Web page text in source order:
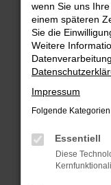
Beim Laden ist
Hier sind ein
Überprüfe
Laden
Suchmaschine?
Prüfe deine
Manche
können das
verhindern.
wenn Sie uns
einem späteren
Sie die
Weitere
Impressum
Folgende
Essentiell
Diese